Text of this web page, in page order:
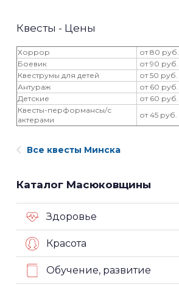
Квесты - Цены
Хоррор
от 80 руб.
Боевик
от 90 руб.
Квеструмы для детей
от 50 руб.
Антураж
от 60 руб.
Детские
от 60 руб.
Квесты-перформансы/с
актерами
от 45 руб.
Все квесты Минска
Каталог Масюковщины
Здоровье
Красота
Обучение, развитие